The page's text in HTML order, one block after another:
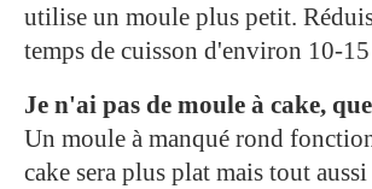
utilise un moule plus petit.
temps de cuisson d'environ 10-
Je n'ai pas de moule à cake,
Un moule à manqué rond
cake sera plus plat mais tout